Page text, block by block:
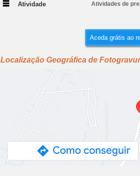
Atividade Atividades de
Aceda grátis ao
Localização Geográfica de